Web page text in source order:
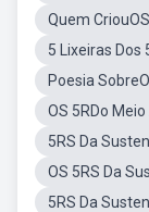
Quem
5 Lixeiras Dos
Poesia
OS 5RDo
5RS Da
OS 5RS Da
5RS Da